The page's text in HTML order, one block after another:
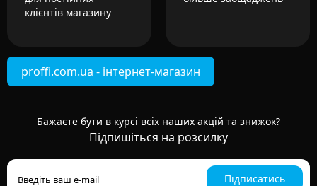
клієнтів магазину
proffi.com.ua - інтернет-магазин
Бажаєте бути в курсі всіх наших акцій та знижок?
Підпишіться на розсилку
Підписатись